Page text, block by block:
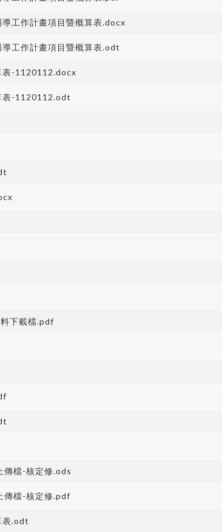
工作計畫項目暨概算表.docx
工作計畫項目暨概算表.odt
表-1120112.docx
表-1120112.odt
下載檔.pdf
傳檔-核定修.ods
傳檔-核定修.pdf
表.odt